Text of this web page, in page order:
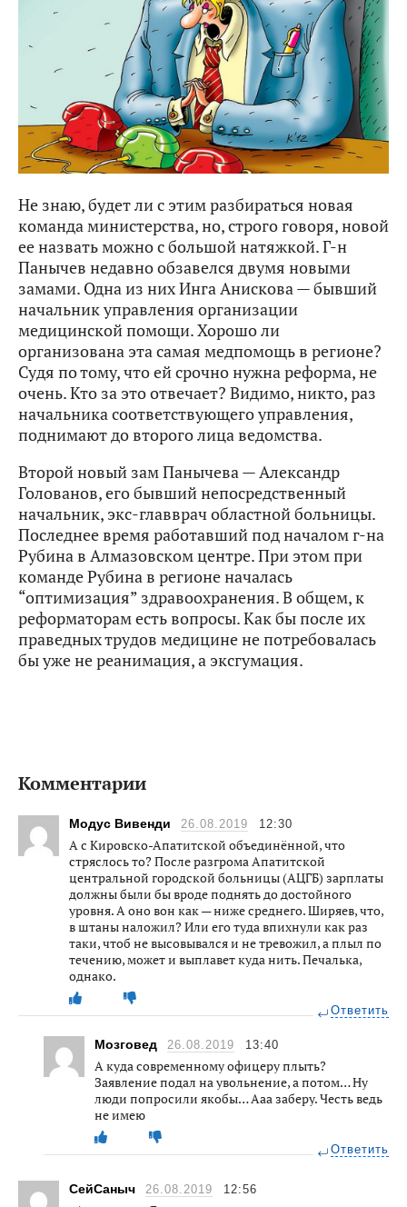
Не знаю, будет ли с этим разбираться новая
команда министерства, но, строго говоря, новой
ее назвать можно с большой натяжкой. Г-н
Панычев недавно обзавелся двумя новыми
замами. Одна из них Инга Анискова — бывший
начальник управления организации
медицинской помощи. Хорошо ли
организована эта самая медпомощь в регионе?
Судя по тому, что ей срочно нужна реформа, не
очень. Кто за это отвечает? Видимо, никто, раз
начальника соответствующего управления,
поднимают до второго лица ведомства.
Второй новый зам Панычева — Александр
Голованов, его бывший непосредственный
начальник, экс-главврач областной больницы.
Последнее время работавший под началом г-на
Рубина в Алмазовском центре. При этом при
команде Рубина в регионе началась
“оптимизация” здравоохранения. В общем, к
реформаторам есть вопросы. Как бы после их
праведных трудов медицине не потребовалась
бы уже не реанимация, а эксгумация.
Комментарии
Модус Вивенди 26.08.2019 12:30
А с Кировско-Апатитской объединённой, что
стряслось то? После разгрома Апатитской
центральной городской больницы (АЦГБ) зарплаты
должны были бы вроде поднять до достойного
уровня. А оно вон как — ниже среднего. Ширяев, что,
в штаны наложил? Или его туда впихнули как раз
таки, чтоб не высовывался и не тревожил, а плыл по
течению, может и выплавет куда нить. Печалька,
однако.
Ответить
Мозговед 26.08.2019 13:40
А куда современному офицеру плыть?
Заявление подал на увольнение, а потом… Ну
люди попросили якобы… Ааа заберу. Честь ведь
не имею
Ответить
СейСаныч 26.08.2019 12:56